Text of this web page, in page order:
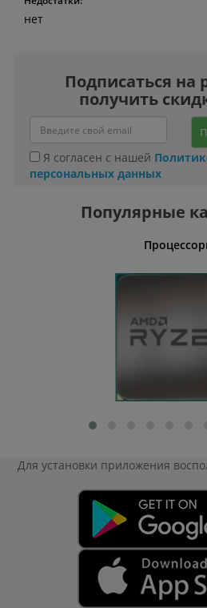
нет
Подписаться на
получить
Я согласен с нашей
персональных данных
Популярные
Для установки приложения